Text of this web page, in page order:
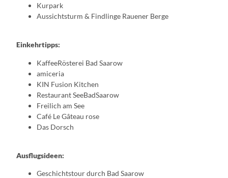
Kurpark
Aussichtsturm & Findlinge Rauener Berge
Einkehrtipps:
KaffeeRösterei Bad Saarow
amiceria
KIN Fusion Kitchen
Restaurant SeeBadSaarow
Freilich am See
Café Le Gâteau rose
Das Dorsch
Ausflugsideen:
Geschichtstour durch Bad Saarow